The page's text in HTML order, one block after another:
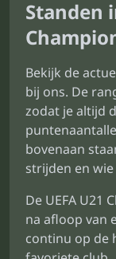
Standen
Bekijk de
bij ons. De
zodat je altijd
bovenaan
strijden en
De UEFA U21
na afloop van
continu op de